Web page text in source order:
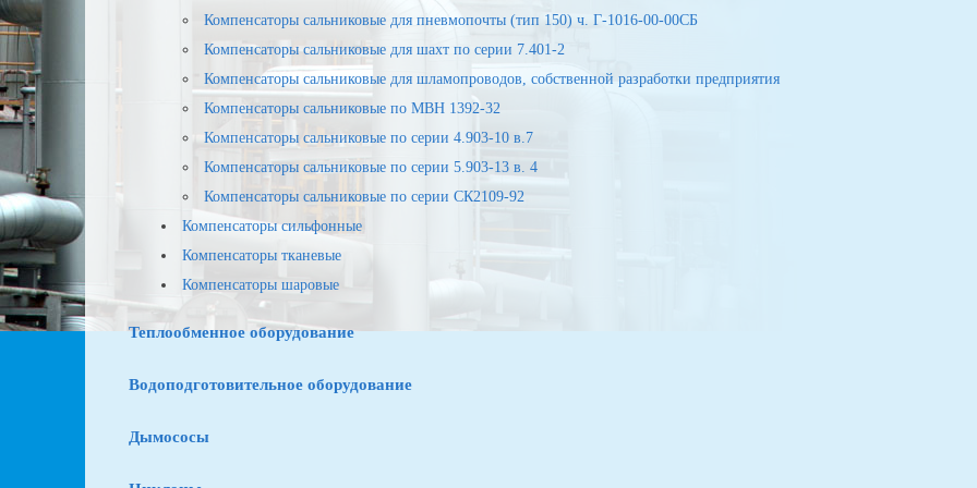
Компенсаторы сальниковые для пневмопочты (тип 150) ч. Г-1016-00-00СБ
Компенсаторы сальниковые для шахт по серии 7.401-2
Компенсаторы сальниковые для шламопроводов, собственной разработки предприятия
Компенсаторы сальниковые по МВН 1392-32
Компенсаторы сальниковые по серии 4.903-10 в.7
Компенсаторы сальниковые по серии 5.903-13 в. 4
Компенсаторы сальниковые по серии СК2109-92
Компенсаторы сильфонные
Компенсаторы тканевые
Компенсаторы шаровые
Теплообменное оборудование
Водоподготовительное оборудование
Дымососы